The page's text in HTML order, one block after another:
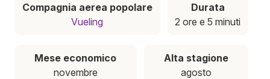
Compagnia aerea popolare
Vueling
Durata
2 ore e 5 minuti
Mese economico
novembre
Alta stagione
agosto